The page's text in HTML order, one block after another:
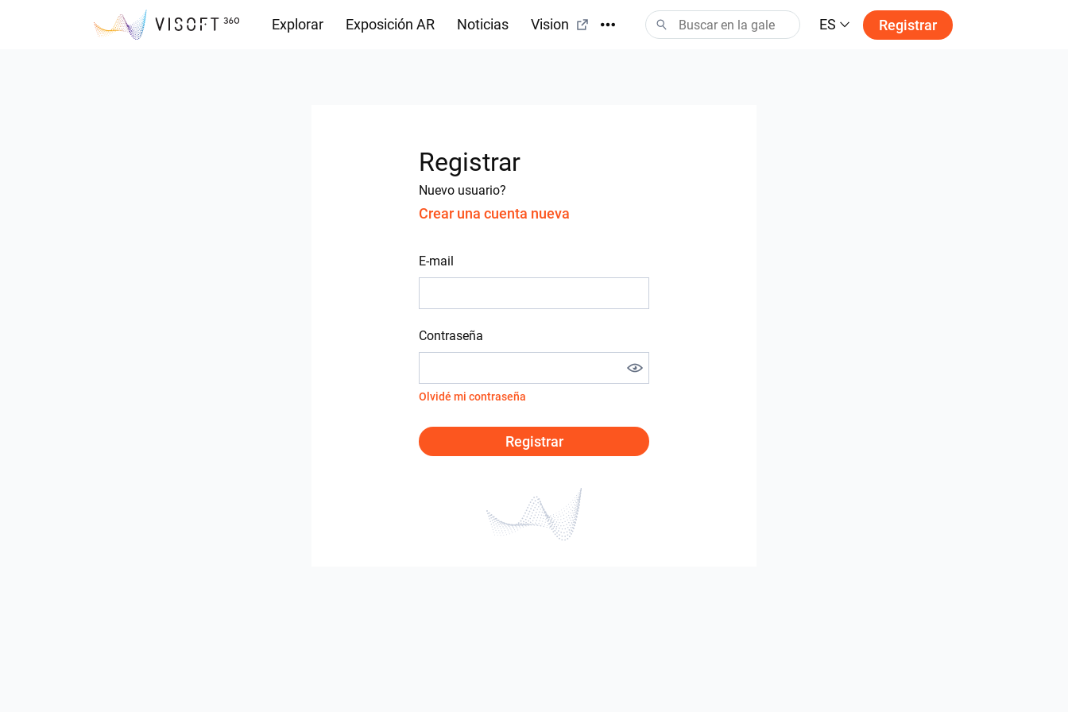
Explorar Exposición AR Noticias Vision ES Registrar
Registrar
Nuevo usuario?
Crear una cuenta nueva
E-mail
Contraseña
Olvidé mi contraseña
Registrar